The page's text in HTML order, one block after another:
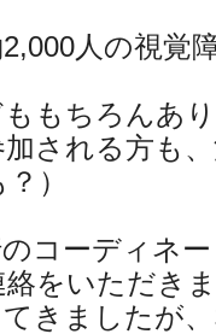
人の視覚
もちろんあ
される方も
）
コーディネ
をいただき
きましたが